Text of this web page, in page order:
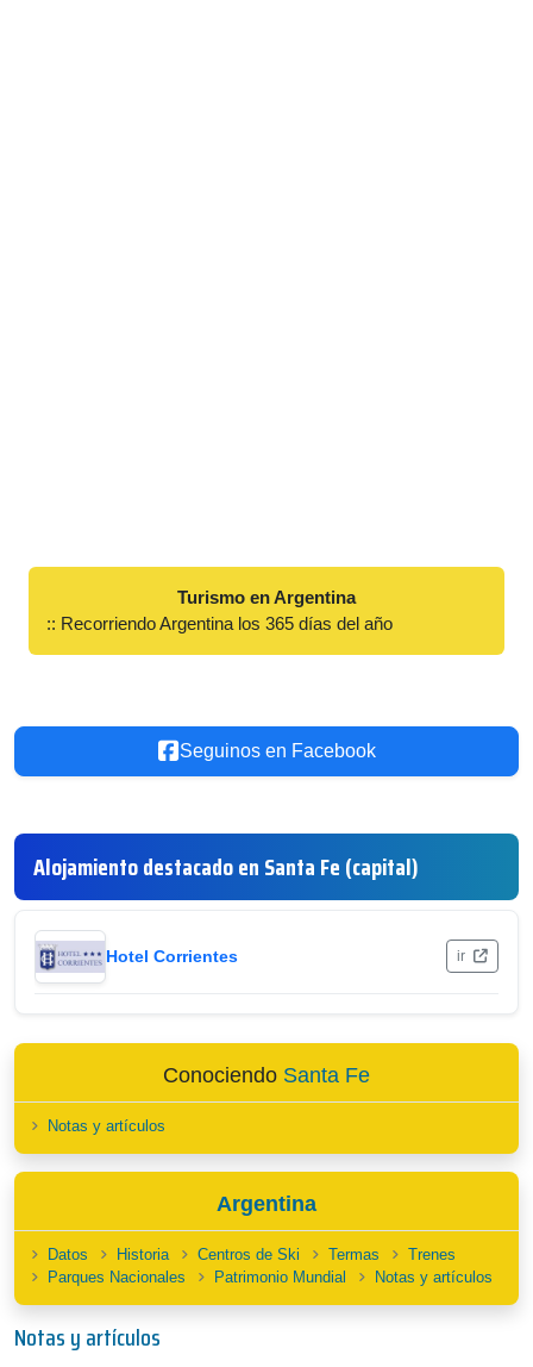
Turismo en Argentina
:: Recorriendo Argentina los 365 días del año
Seguinos en Facebook
Alojamiento destacado en Santa Fe (capital)
Hotel Corrientes ir
Conociendo Santa Fe
Notas y artículos
Argentina
Datos Historia Centros de Ski Termas
Trenes
Parques Nacionales
Patrimonio Mundial Notas y artículos
Notas y artículos